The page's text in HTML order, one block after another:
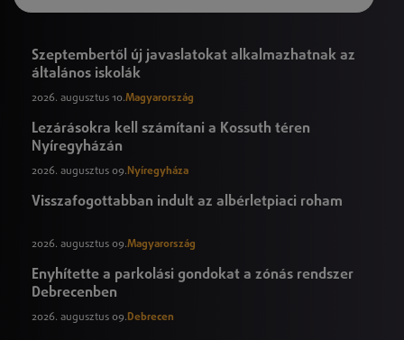
Szeptembertől új javaslatokat alkalmazhatnak az
általános iskolák
2026. augusztus 10.Magyarország
Lezárásokra kell számítani a Kossuth téren
Nyíregyházán
2026. augusztus 09. Nyíregyháza
Visszafogottabban indult az albérletpiaci roham
2026. augusztus 09.Magyarország
Enyhítette a parkolási gondokat a zónás rendszer
Debrecenben
2026. augusztus 09.Debrecen